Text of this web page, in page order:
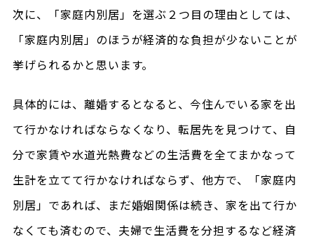
次に、「家庭内別居」を選ぶ２つ目の理由としては、
「家庭内別居」のほうが経済的な負担が少ないことが
挙げられるかと思います。
具体的には、離婚するとなると、今住んでいる家を出
て行かなければならなくなり、転居先を見つけて、自
分で家賃や水道光熱費などの生活費を全てまかなって
生計を立てて行かなければならず、他方で、「家庭内
別居」であれば、まだ婚姻関係は続き、家を出て行か
なくても済むので、夫婦で生活費を分担するなど経済